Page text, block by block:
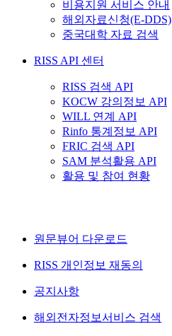
비용지원 서비스 안내
해외자료신청(E-DDS)
중국대학 자료 검색
RISS API 센터
RISS 검색 API
KOCW 강의정보 API
WILL 연계 API
Rinfo 통계정보 API
FRIC 검색 API
SAM 분석활용 API
활용 및 참여 현황
원문뷰어 다운로드
RISS 개인정보 재동의
공지사항
해외전자정보서비스 검색